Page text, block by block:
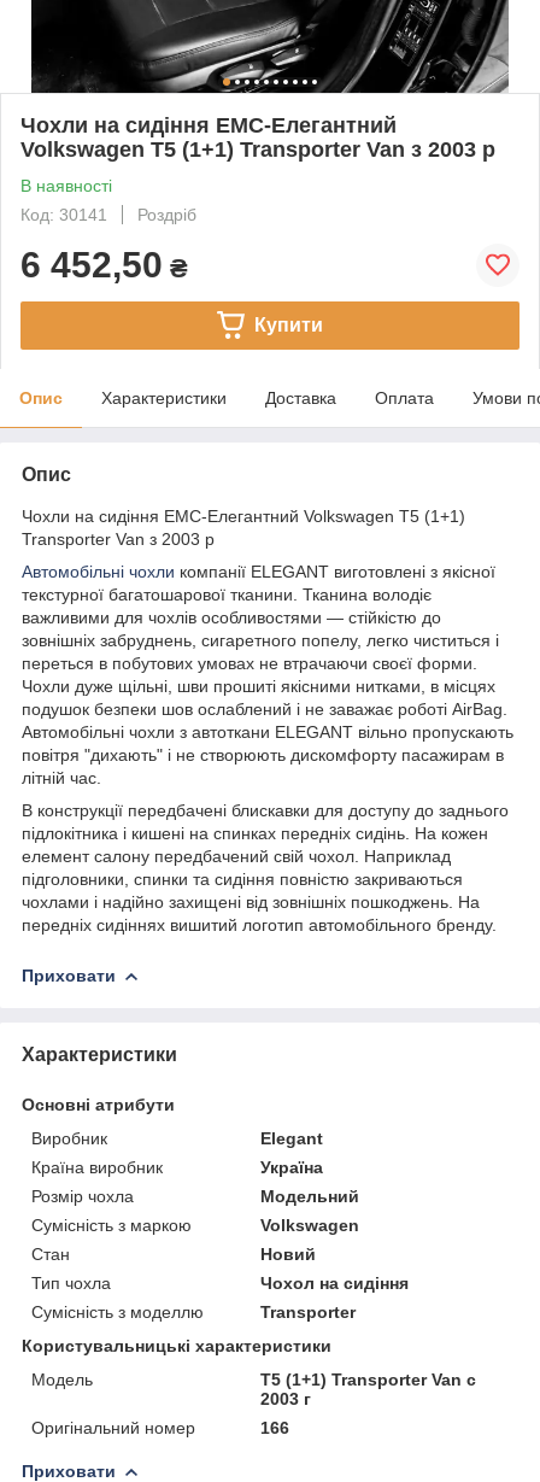
Чохли на сидіння EMC-Елегантний
Volkswagen T5 (1+1) Transporter Van з 2003 р
В наявності
Код: 30141
Роздріб
6 452,50 ₴
Купити
Опис Характеристики Доставка Оплата Умови
Опис
Чохли на сидіння EMC-Елегантний Volkswagen T5 (1+1)
Transporter Van з 2003 р
Автомобільні чохли компанії ELEGANT виготовлені з якісної
текстурної багатошарової тканини. Тканина володіє
важливими для чохлів особливостями — стійкістю до
зовнішніх забруднень, сигаретного попелу, легко чиститься і
переться в побутових умовах не втрачаючи своєї форми.
Чохли дуже щільні, шви прошиті якісними нитками, в місцях
подушок безпеки шов ослаблений і не заважає роботі AirBag.
Автомобільні чохли з автоткани ELEGANT вільно пропускають
повітря "дихають" і не створюють дискомфорту пасажирам в
літній час.
В конструкції передбачені блискавки для доступу до заднього
підлокітника і кишені на спинках передніх сидінь. На кожен
елемент салону передбачений свій чохол. Наприклад
підголовники, спинки та сидіння повністю закриваються
чохлами і надійно захищені від зовнішніх пошкоджень. На
передніх сидіннях вишитий логотип автомобільного бренду.
Приховати
Характеристики
Основні атрибути
Виробник
Elegant
Країна виробник
Україна
Розмір чохла
Модельний
Сумісність з маркою
Volkswagen
Стан
Новий
Тип чохла
Чохол на сидіння
Сумісність з моделлю
Transporter
Користувальницькі характеристики
Мoдель
T5 (1+1) Transporter Van с
2003 г
Оригінальний номер
166
Приховати